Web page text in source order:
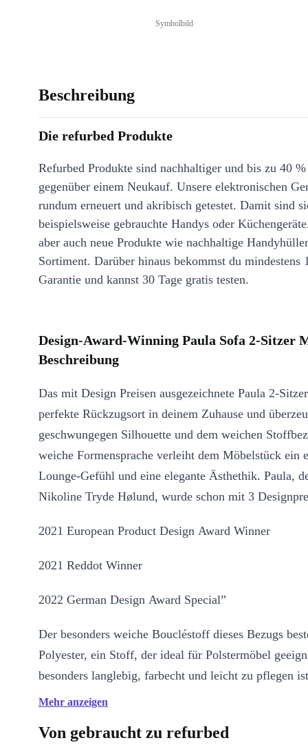
Symbolbild
Beschreibung
Die refurbed Produkte
Refurbed Produkte sind nachhaltiger und bis zu 40
gegenüber einem Neukauf. Unsere elektronischen
rundum erneuert und akribisch getestet. Damit sind
beispielsweise gebrauchte Handys oder
aber auch neue Produkte wie nachhaltige
Sortiment. Darüber hinaus bekommst du mindestens
Garantie und kannst 30 Tage gratis testen.
Design-Award-Winning Paula Sofa 2-Sitzer
Beschreibung
Das mit Design Preisen ausgezeichnete Paula 2-
perfekte Rückzugsort in deinem Zuhause und
geschwungegen Silhouette und dem weichen
weiche Formensprache verleiht dem Möbelstück ein
Lounge-Gefühl und eine elegante Ästhethik. Paula,
Nikoline Tryde Hølund, wurde schon mit 3
2021 European Product Design Award Winner
2021 Reddot Winner
2022 German Design Award Special”
Der besonders weiche Boucléstoff dieses Bezugs
Polyester, ein Stoff, der ideal für Polstermöbel
besonders langlebig, farbecht und leicht zu pflegen
White Farbton Maya Cream ist ein Klassiker dieser
Mehr anzeigen
Von gebraucht zu refurbed